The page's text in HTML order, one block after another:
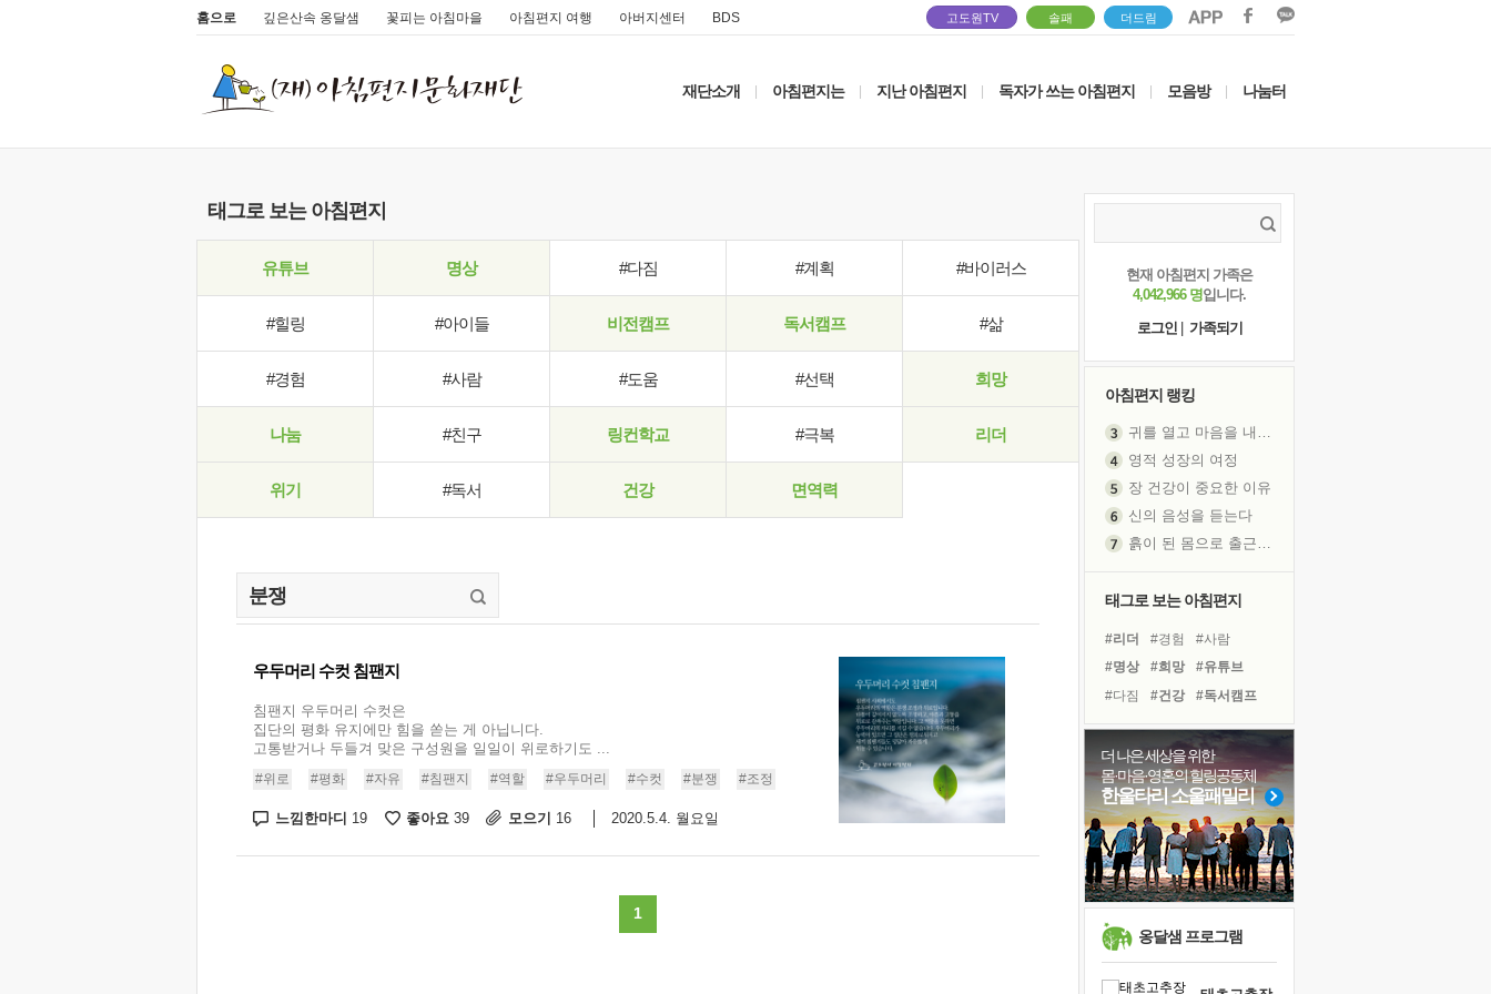
홈으로 깊은산속 옹달샘 꽃피는 아침마을 아침편지 여행 아버지센터 BDS 고도원TV 솔패 더드림
재단소개 아침편지는 지난 아침편지 독자가 쓰는 아침편지 모음방 나눔터
태그로 보는 아침편지
유튜브 명상 #다짐 #계획 #바이러스
#힐링 #아이들 비전캠프 독서캠프 #삶
#경험 #사람 #도움 #선택 희망
나눔 #친구 링컨학교 #극복 리더
위기 #독서 건강 면역력
우두머리 수컷 침팬지
침팬지 우두머리 수컷은
집단의 평화 유지에만 힘을 쏟는 게 아닙니다.
고통받거나 두들겨 맞은 구성원을 일일이 위로하기도 ...
#위로 #평화 #자유 #침팬지 #역할 #우두머리 #수컷 #분쟁 #조정
느낌한마디 19 좋아요 39 모으기 16 2020.5.4. 월요일
1
현재 아침편지 가족은
4,042,966 명입니다.
로그인
가족되기
아침편지 랭킹
귀를 열고 마음을 내어주고
영적 성장의 여정
장 건강이 중요한 이유
신의 음성을 듣는다
흙이 된 몸으로 출근하는 여자
졸업식 사진을 보며
아픈 아버지를 위한 공간 설계
극심한 변비, 어깨결림, 수면 장애
보고 싶은 어머니
유년 시절의 부산 영도 바다
못된 꼰대들
거울 속의 나
희망이란
'모른다'는 것
태그로 보는 아침편지
#리더 #경험
#사람
#명상
#희망
#유튜브
#다짐
#건강
#독서캠프
#링컨학교
#면역력
#계획
#나눔
#독서
#극복
#비전캠프
#바이러스
#친구
#힐링
#아이들
#도움
더 나은 세상을 위한
몸·마음·영혼의 힐링공동체
한울타리 소울패밀리
옹달샘 프로그램